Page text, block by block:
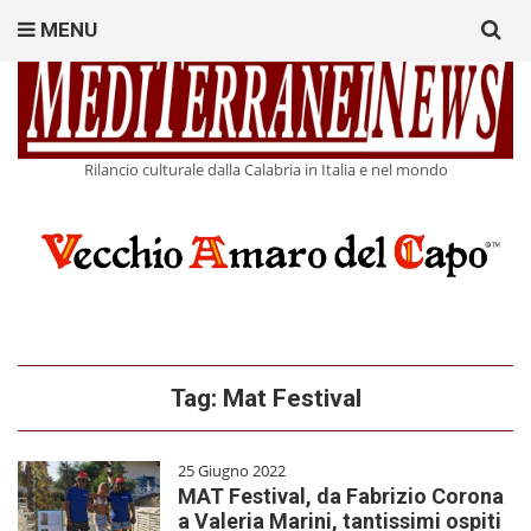
Rilancio culturale dalla Calabria in Italia e nel mondo
MENU
for:
Tag: Mat Festival
25 Giugno 2022
MAT Festival, da Fabrizio Corona
a Valeria Marini, tantissimi ospiti